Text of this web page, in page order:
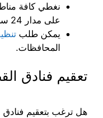
نغطي كافة
على مدار 24 ساعة.
يمكن طلب
المحافظات.
تعقيم فنادق
هل ترغب بتعقيم